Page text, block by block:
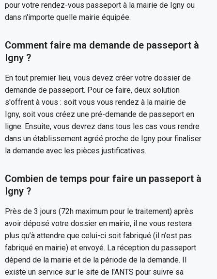
pour votre rendez-vous passeport à la mairie de Igny ou
dans n'importe quelle mairie équipée.
Comment faire ma demande de passeport à
Igny ?
En tout premier lieu, vous devez créer votre dossier de
demande de passeport. Pour ce faire, deux solution
s'offrent à vous : soit vous vous rendez à la mairie de
Igny, soit vous créez une pré-demande de passeport en
ligne. Ensuite, vous devrez dans tous les cas vous rendre
dans un établissement agréé proche de Igny pour finaliser
la demande avec les pièces justificatives.
Combien de temps pour faire un passeport à
Igny ?
Près de 3 jours (72h maximum pour le traitement) après
avoir déposé votre dossier en mairie, il ne vous restera
plus qu’à attendre que celui-ci soit fabriqué (il n’est pas
fabriqué en mairie) et envoyé. La réception du passeport
dépend de la mairie et de la période de la demande. Il
existe un service sur le site de l'ANTS pour suivre sa